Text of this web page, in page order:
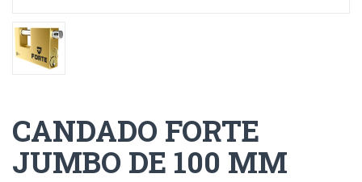
CANDADO FORTE
JUMBO DE 100 MM